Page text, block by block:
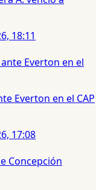
18:11
Everton en el CAP
17:08